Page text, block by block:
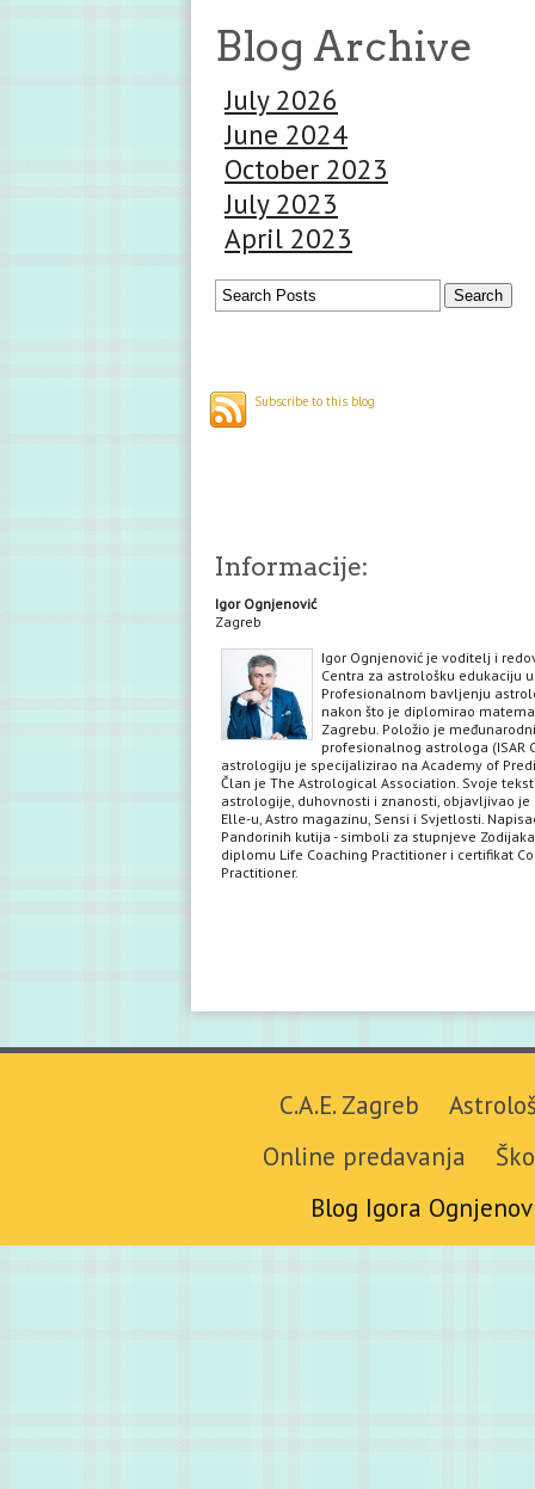
Blog Archive
July 2026
June 2024
October 2023
July 2023
April 2023
Subscribe to this blog
Informacije:
Igor Ognjenović
Zagreb
Igor Ognjenović je voditelj i
Centra za astrološku edukaciju
Profesionalnom bavljenju
nakon što je diplomirao
Zagrebu. Položio je
profesionalnog astrologa (ISAR
astrologiju je specijalizirao na Academy of
Član je The Astrological Association. Svoje
astrologije, duhovnosti i znanosti, objavljivao je
Elle-u, Astro magazinu, Sensi i Svjetlosti.
Pandorinih kutija - simboli za stupnjeve
diplomu Life Coaching Practitioner i certifikat
Practitioner.
C.A.E. Zagreb
Online predavanja
Blog Igora